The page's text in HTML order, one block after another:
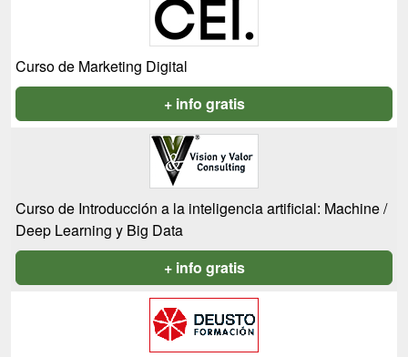
Curso de Marketing Digital
+ info gratis
Curso de Introducción a la inteligencia artificial: Machine /
Deep Learning y Big Data
+ info gratis